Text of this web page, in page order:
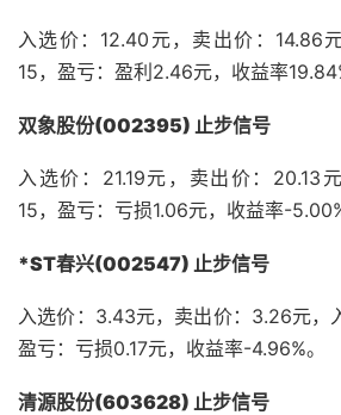
入选价：12.40元，卖出价：14.86
15，盈亏：盈利2.46元，收益率
双象股份(002395) 止步信号
入选价：21.19元，卖出价：20.13
15，盈亏：亏损1.06元，收益率-5.00%
*ST春兴(002547) 止步信号
入选价：3.43元，卖出价：3.26元，
盈亏：亏损0.17元，收益率-4.96%。
清源股份(603628) 止步信号